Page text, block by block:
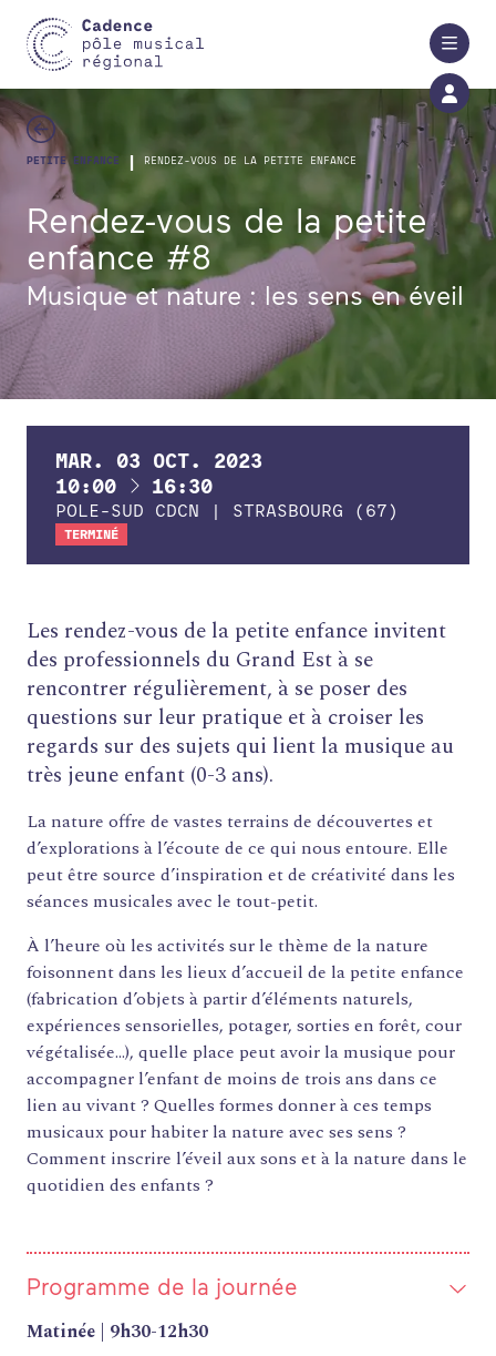
PETITE ENFANCE | RENDEZ-VOUS DE LA PETITE ENFANCE
Rendez-vous de la petite
enfance #8
Musique et nature : les sens en éveil
MAR. 03 OCT.
2023
10:00
À 16:30
POLE-SUD CDCN | STRASBOURG (67)
TERMINÉ
Les rendez-vous de la petite enfance invitent
des professionnels du Grand Est à se
rencontrer régulièrement, à se poser des
questions sur leur pratique et à croiser les
regards sur des sujets qui lient la musique au
très jeune enfant (0-3 ans).
La nature offre de vastes terrains de découvertes et
d’explorations à l’écoute de ce qui nous entoure. Elle
peut être source d’inspiration et de créativité dans les
séances musicales avec le tout-petit.
À l’heure où les activités sur le thème de la nature
foisonnent dans les lieux d’accueil de la petite enfance
(fabrication d’objets à partir d’éléments naturels,
expériences sensorielles, potager, sorties en forêt, cour
végétalisée…), quelle place peut avoir la musique pour
accompagner l’enfant de moins de trois ans dans ce
lien au vivant ? Quelles formes donner à ces temps
musicaux pour habiter la nature avec ses sens ?
Comment inscrire l’éveil aux sons et à la nature dans le
quotidien des enfants ?
Programme de la journée
Matinée | 9h30-12h30